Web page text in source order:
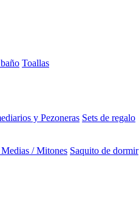
Toallas
y Pezoneras Sets de regalo
/ Mitones Saquito de dormir